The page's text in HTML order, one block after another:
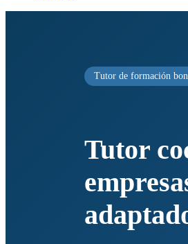
Tutor de formación
Tutor